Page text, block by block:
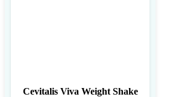
Cevitalis Viva Weight Shake